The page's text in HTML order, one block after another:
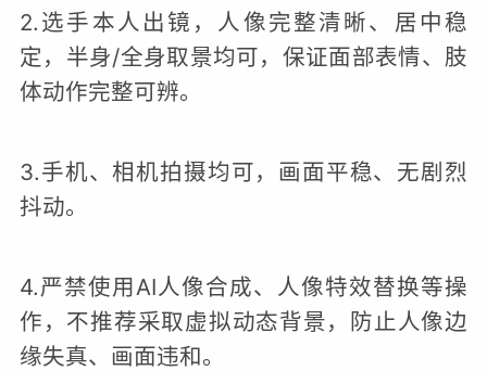
2.选手本人出镜，人像完整清晰、居中稳
定，半身/全身取景均可，保证面部表情、肢
体动作完整可辨。
3.手机、相机拍摄均可，画面平稳、无剧烈
抖动。
4.严禁使用AI人像合成、人像特效替换等操
作，不推荐采取虚拟动态背景，防止人像边
缘失真、画面违和。